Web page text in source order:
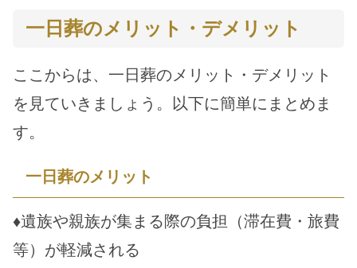
一日葬のメリット・デメリット
ここからは、一日葬のメリット・デメリット
を見ていきましょう。以下に簡単にまとめま
す。
一日葬のメリット
♦遺族や親族が集まる際の負担（滞在費・旅費
等）が軽減される